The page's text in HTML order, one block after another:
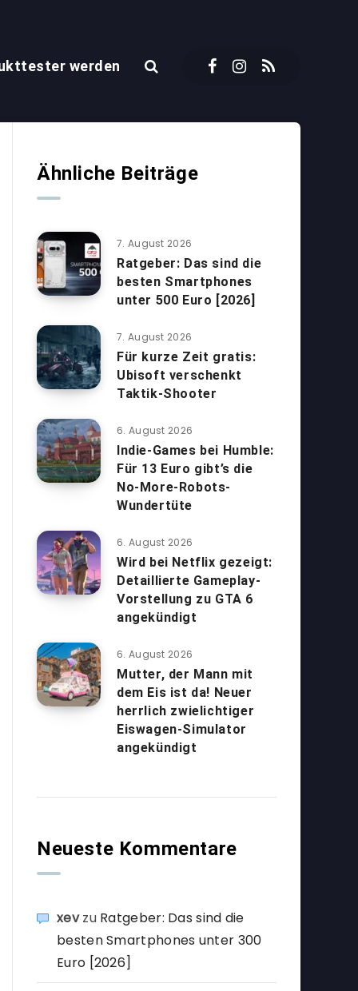
werden
Ähnliche Beiträge
7. August 2026
Ratgeber: Das sind die
besten Smartphones
unter 500 Euro [2026]
7. August 2026
Für kurze Zeit gratis:
Ubisoft verschenkt
Taktik-Shooter
6. August 2026
Indie-Games bei Humble:
Für 13 Euro gibt’s die
No-More-Robots-
Wundertüte
6. August 2026
Wird bei Netflix gezeigt:
Detaillierte Gameplay-
Vorstellung zu GTA 6
angekündigt
6. August 2026
Mutter, der Mann mit
dem Eis ist da! Neuer
herrlich zwielichtiger
Eiswagen-Simulator
angekündigt
Neueste Kommentare
xevzu Ratgeber: Das sind die
besten Smartphones unter 300
Euro [2026]